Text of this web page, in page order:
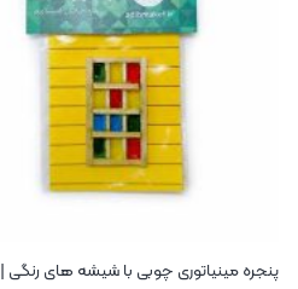
پنجره مینیاتوری چوبی با شیشه های رنگی |